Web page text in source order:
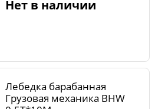
Нет в наличии
Лебедка барабанная
Грузовая механика BHW